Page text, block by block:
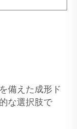
備えた成形ド
な選択肢で